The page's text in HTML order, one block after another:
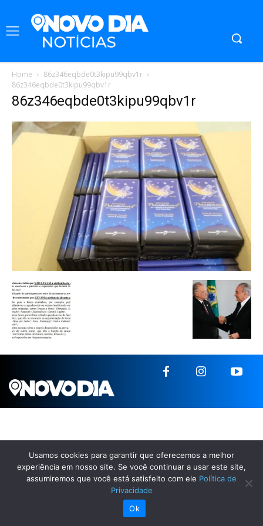
Home
86z346eqbde0t3kipu99qbv1r
86z346eqbde0t3kipu99qbv1r
86z346eqbde0t3kipu99qbv1r
Usamos cookies para garantir que oferecemos a melhor
experiência em nosso site. Se você continuar a usar este site,
assumiremos que você está satisfeito com ele Política de
Privacidade
Ok